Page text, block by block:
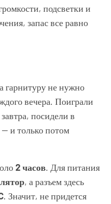
подсветки и
запас все равно
гарнитуру не нужно
вечера. Поиграли
посидели в
— и только потом
2 часов. Для питания
, а разъем здесь
. Значит, не придется